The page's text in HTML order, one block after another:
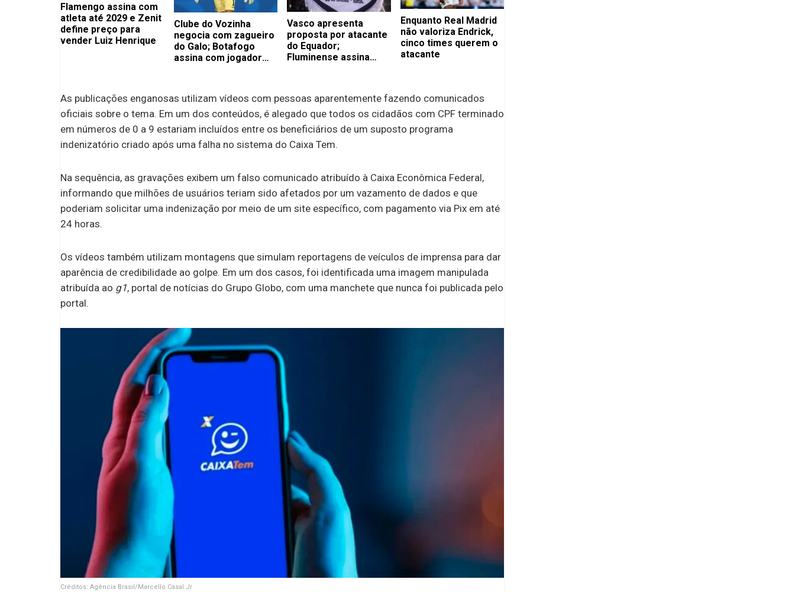
Flamengo assina com
atleta até 2029 e Zenit
define preço para
vender Luiz Henrique
Clube do Vozinha
negocia com zagueiro
do Galo; Botafogo
assina com jogador
Vasco apresenta
proposta por atacante
do Equador;
Fluminense assina
Enquanto Real Madrid
não valoriza Endrick,
cinco times querem o
atacante
As publicações enganosas utilizam vídeos com pessoas aparentemente fazendo comunicados
oficiais sobre o tema. Em um dos conteúdos, é alegado que todos os cidadãos com CPF terminado
em números de 0 a 9 estariam incluídos entre os beneficiários de um suposto programa
indenizatório criado após uma falha no sistema do Caixa Tem.
Na sequência, as gravações exibem um falso comunicado atribuído à Caixa Econômica Federal,
informando que milhões de usuários teriam sido afetados por um vazamento de dados e que
poderiam solicitar uma indenização por meio de um site específico, com pagamento via Pix em até
24 horas.
Os vídeos também utilizam montagens que simulam reportagens de veículos de imprensa para dar
aparência de credibilidade ao golpe. Em um dos casos, foi identificada uma imagem manipulada
atribuída ao g1, portal de notícias do Grupo Globo, com uma manchete que nunca foi publicada pelo
portal.
Créditos: Agência Brasil/Marcello Casal Jr